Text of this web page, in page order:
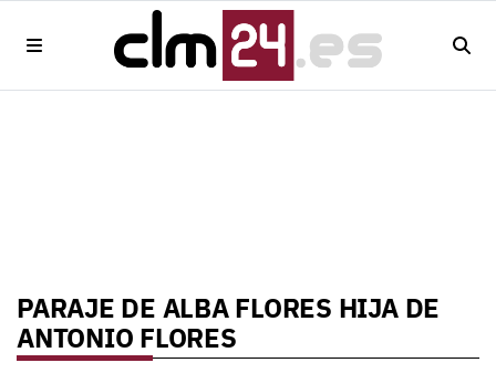
PARAJE DE ALBA FLORES HIJA DE
ANTONIO FLORES